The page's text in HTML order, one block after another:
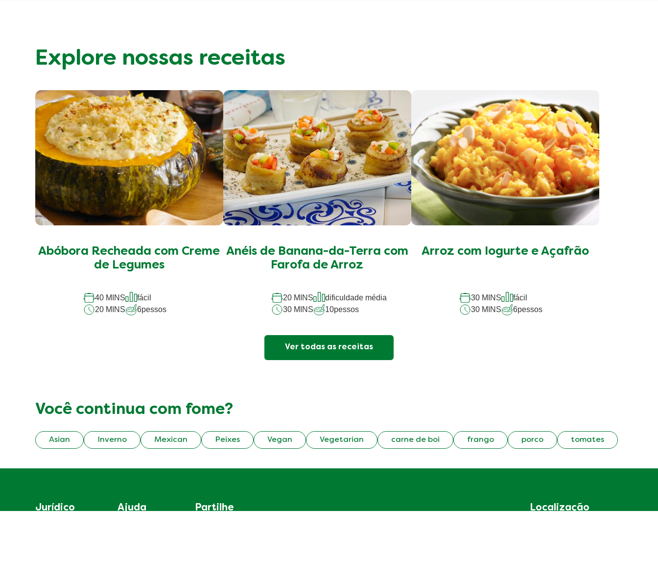
Explore nossas receitas
Abóbora Recheada com Creme
de Legumes
40 MINS
fácil
20 MINS
6pessos
Anéis de Banana-da-Terra com
Farofa de Arroz
20 MINS
dificuldade média
30 MINS
10pessos
Arroz com Iogurte e Açafrão
30 MINS
fácil
30 MINS
6pessos
Ver todas as receitas
Você continua com fome?
Asian Inverno Mexican Peixes Vegan Vegetarian carne de boi frango porco tomates
Jurídico Ajuda Partilhe Localização